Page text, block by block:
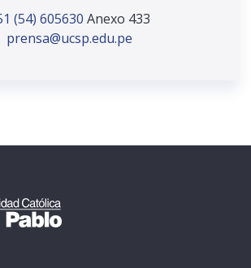
(54) 605630 Anexo 433
prensa@ucsp.edu.pe